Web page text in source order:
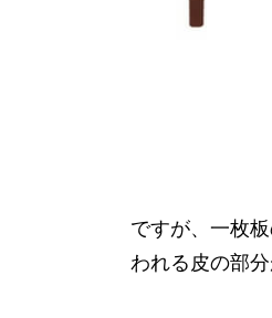
ですが、一枚
われる皮の部